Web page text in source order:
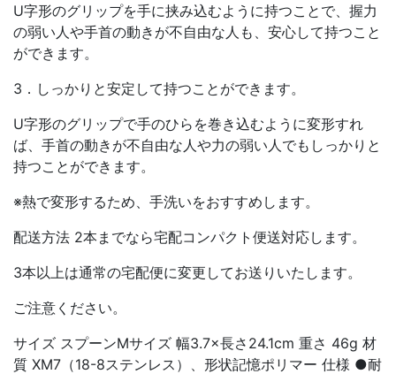
U字形のグリップを手に挟み込むように持つことで、握力
の弱い人や手首の動きが不自由な人も、安心して持つこと
ができます。
3．しっかりと安定して持つことができます。
U字形のグリップで手のひらを巻き込むように変形すれ
ば、手首の動きが不自由な人や力の弱い人でもしっかりと
持つことができます。
※熱で変形するため、手洗いをおすすめします。
配送方法 2本までなら宅配コンパクト便送対応します。
3本以上は通常の宅配便に変更してお送りいたします。
ご注意ください。
サイズ スプーンMサイズ 幅3.7×長さ24.1cm 重さ 46g 材
質 XM7（18-8ステンレス）、形状記憶ポリマー 仕様 ●耐